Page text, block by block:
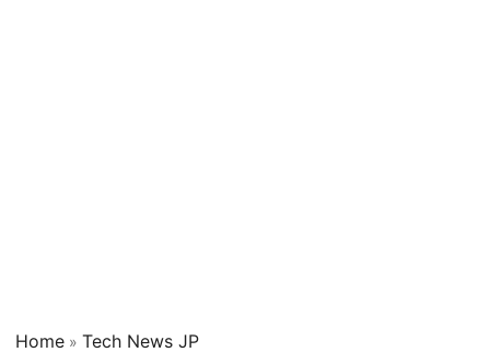
Home » Tech News JP